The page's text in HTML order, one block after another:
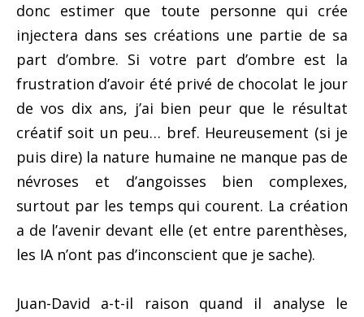
donc estimer que toute personne qui crée
injectera dans ses créations une partie de sa
part d’ombre. Si votre part d’ombre est la
frustration d’avoir été privé de chocolat le jour
de vos dix ans, j’ai bien peur que le résultat
créatif soit un peu… bref. Heureusement (si je
puis dire) la nature humaine ne manque pas de
névroses et d’angoisses bien complexes,
surtout par les temps qui courent. La création
a de l’avenir devant elle (et entre parenthèses,
les IA n’ont pas d’inconscient que je sache).
Juan-David a-t-il raison quand il analyse le